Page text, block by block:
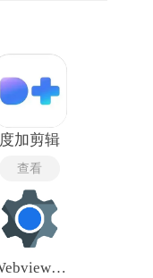
度加剪辑
查看
Webview最新版